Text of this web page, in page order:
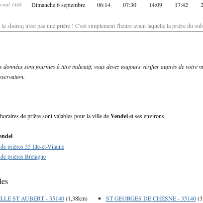
1448 Dimanche 6 septembre 06:14 07:30 14:09 17:42
shuruq n'est pas une prière ! C'est simplement l'heure avant laquelle la prière du
données sont fournies à titre indicatif, vous devez toujours vérifier auprès de votre
de prière sont valables pour la ville deVendelet ses environs.
prières 35 Ille-et-Vilaine
prières Bretagne
ST AUBERT - 35140(1,38km)
ST GEORGES DE CHESNE - 35140